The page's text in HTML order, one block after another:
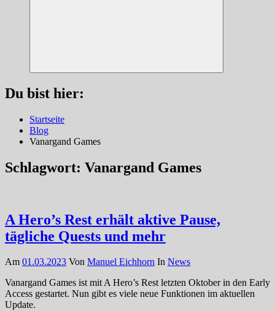
Suchen
Du bist hier:
Startseite
Blog
Vanargand Games
Schlagwort: Vanargand Games
A Hero’s Rest erhält aktive Pause,
tägliche Quests und mehr
Am 01.03.2023 Von Manuel Eichhorn In News
Vanargand Games ist mit A Hero’s Rest letzten Oktober in den Early
Access gestartet. Nun gibt es viele neue Funktionen im aktuellen
Update.